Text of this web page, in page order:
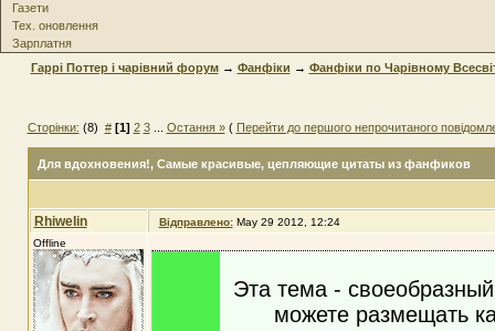
Газети
Тех. оновлення
Зарплатня
Гаррі Поттер і чарівний форум→ Фанфіки → Фанфіки по Чарівному
Сторінки: (8) # [1] 2 3... Остання »( Перейти до першого непрочитаного
Для вдохновения!, Самые красивые, цепляющие цитаты из фанфиков
Rhiwelin Відправлено: May 29 2012, 12:24
Offline
Эта тема -
можете размещать